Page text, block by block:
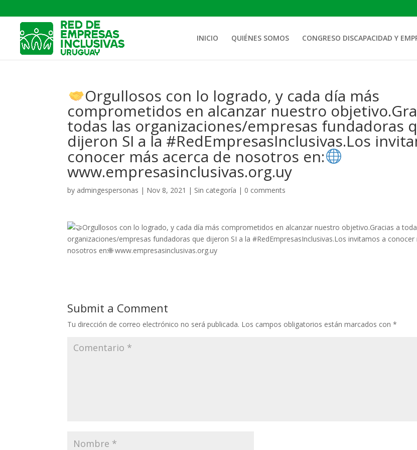
INICIO QUIÉNES SOMOS CONGRESO DISCAPACIDAD Y
Orgullosos con lo logrado, y cada día más
comprometidos en alcanzar nuestro
todas las organizaciones/empresas fundadoras
dijeron SI a la #RedEmpresasInclusivas.Los
conocer más acerca de nosotros en:
www.empresasinclusivas.org.uy
by admingespersonas | Nov 8, 2021 | Sin categoría | 0 comments
Submit a Comment
Tu dirección de correo electrónico no será publicada. Los campos obligatorios están marcados con*